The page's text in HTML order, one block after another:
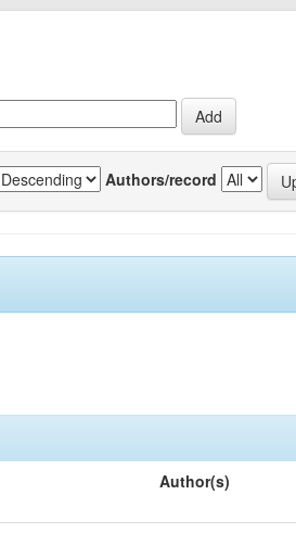
Authors/record
Author(s)